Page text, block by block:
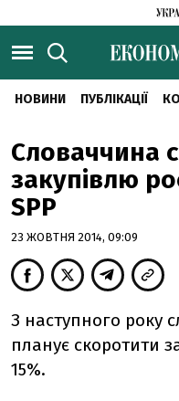
НОВИНИ ПУБЛІКАЦІЇ
Словаччина
закупівлю
SPP
23 ЖОВТНЯ 2014, 09:09
З наступного року
планує скоротити
15%.